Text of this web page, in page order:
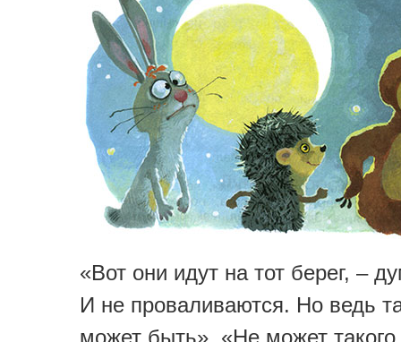
«Вот они идут на тот берег, –
И не проваливаются. Но ведь
может быть». «Не может